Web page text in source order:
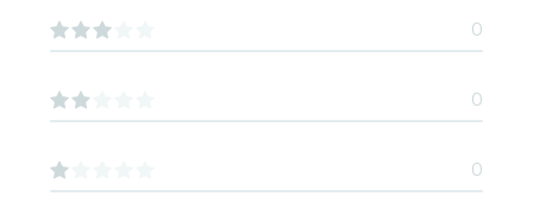
0
0
0